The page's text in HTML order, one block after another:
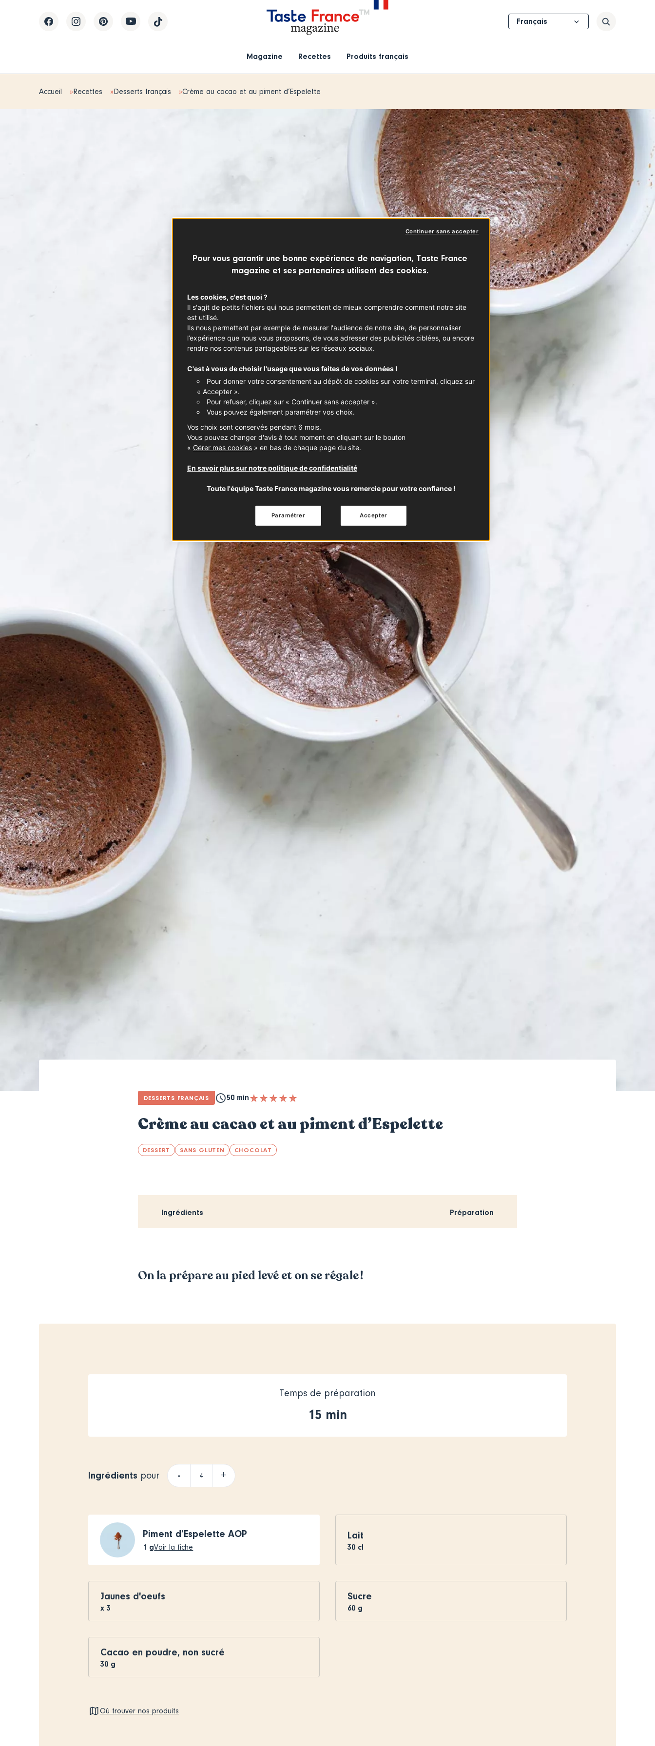
Magazine Recettes Produits français
Select
your
Rechercher
Accueil Recettes Desserts français Crème au cacao et au piment d’Espelette
DESSERTS FRANÇAIS 50 min
Crème au cacao et au piment d’Espelette
DESSERT SANS GLUTEN CHOCOLAT
Ingrédients Préparation
On la prépare au pied levé et on se régale !
Temps de préparation
15 min
Ingrédients pour - +
Piment d’Espelette AOP
1 gVoir la fiche
Lait
30 cl
Jaunes d'oeufs
x3
Sucre
60 g
Cacao en poudre, non sucré
30 g
Où trouver nos produits
Pour vous garantir une bonne expérience de navigation, Taste France
magazine et ses partenaires utilisent des cookies.
Les cookies, c'est quoi ?
Il s'agit de petits fichiers qui nous permettent de mieux comprendre comment notre site
est utilisé.
Ils nous permettent par exemple de mesurer l'audience de notre site, de personnaliser
l’expérience que nous vous proposons, de vous adresser des publicités ciblées, ou encore
rendre nos contenus partageables sur les réseaux sociaux.
C'est à vous de choisir l'usage que vous faites de vos données !
Pour donner votre consentement au dépôt de cookies sur votre terminal, cliquez sur
« Accepter ».
Pour refuser, cliquez sur « Continuer sans accepter ».
Vous pouvez également paramétrer vos choix.
Vos choix sont conservés pendant 6 mois.
Vous pouvez changer d'avis à tout moment en cliquant sur le bouton
« Gérer mes cookies » en bas de chaque page du site.
En savoir plus sur notre politique de confidentialité
Toute l'équipe Taste France magazine vous remercie pour votre confiance !
Continuer sans accepter
Accepter
Paramétrer